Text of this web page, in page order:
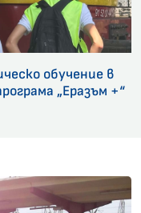
обучение в
„Еразъм +“